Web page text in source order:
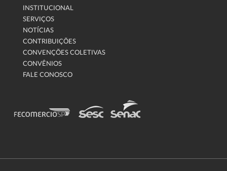
INSTITUCIONAL
SERVIÇOS
NOTÍCIAS
CONTRIBUIÇÕES
CONVENÇÕES COLETIVAS
CONVÊNIOS
FALE CONOSCO